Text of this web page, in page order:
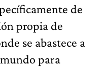
de
propia de
se abastece a
para